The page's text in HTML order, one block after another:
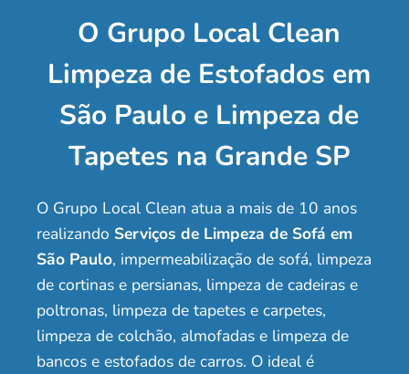
O Grupo Local Clean
Limpeza de Estofados em
São Paulo e Limpeza de
Tapetes na Grande SP
O Grupo Local Clean atua a mais de 10 anos
realizando Serviços de Limpeza de Sofá em
São Paulo, impermeabilização de sofá, limpeza
de cortinas e persianas, limpeza de cadeiras e
poltronas, limpeza de tapetes e carpetes,
limpeza de colchão, almofadas e limpeza de
bancos e estofados de carros. O ideal é